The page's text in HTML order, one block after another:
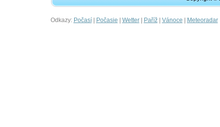
Odkazy: Počasí| Počasie | Wetter| Paříž| Vánoce | Meteoradar